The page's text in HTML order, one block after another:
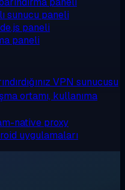
sunucu paneli
paneli
paneli
VPN sunucusu
ortamı, kullanıma
native proxy
uygulamaları